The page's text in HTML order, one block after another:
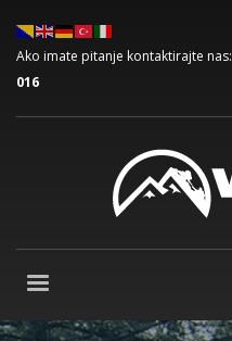
Ako imate pitanje kontaktirajte nas:
016